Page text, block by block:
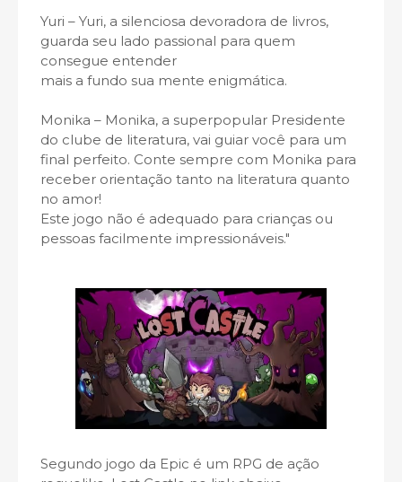
Yuri – Yuri, a silenciosa devoradora de livros,
guarda seu lado passional para quem
consegue entender
mais a fundo sua mente enigmática.
Monika – Monika, a superpopular Presidente
do clube de literatura, vai guiar você para um
final perfeito. Conte sempre com Monika para
receber orientação tanto na literatura quanto
no amor!
Este jogo não é adequado para crianças ou
pessoas facilmente impressionáveis."
Segundo jogo da Epic é um RPG de ação